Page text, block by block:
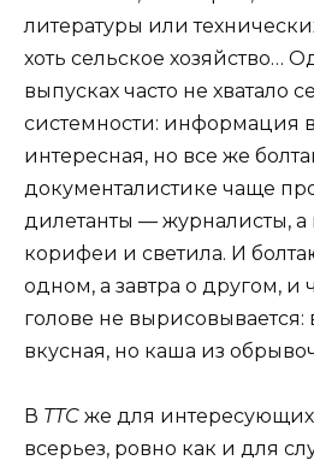
литературы или
хоть сельское хозяйство…
выпусках часто не хватало
системности: информация
интересная, но все же
документалистике чаще
дилетанты — журналисты,
корифеи и светила. И
одном, а завтра о другом, и
голове не
вкусная, но каша из
В TTC же для
всерьез, ровно как и для